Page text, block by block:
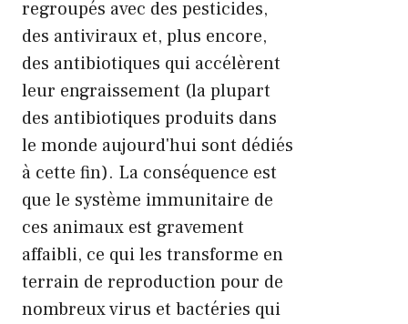
regroupés avec des pesticides,
des antiviraux et, plus encore,
des antibiotiques qui accélèrent
leur engraissement (la plupart
des antibiotiques produits dans
le monde aujourd'hui sont dédiés
à cette fin). La conséquence est
que le système immunitaire de
ces animaux est gravement
affaibli, ce qui les transforme en
terrain de reproduction pour de
nombreux virus et bactéries qui